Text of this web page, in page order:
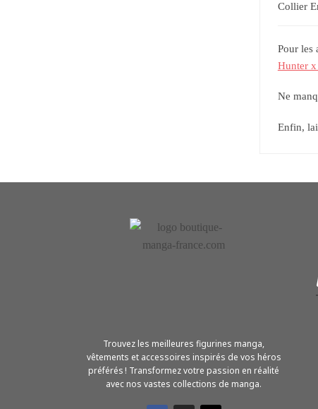
Collier
Pour les
Hunter
Ne
Enfin,
Trouvez les meilleures figurines manga,
vêtements et accessoires inspirés de vos héros
préférés ! Transformez votre passion en réalité
avec nos vastes collections de manga.